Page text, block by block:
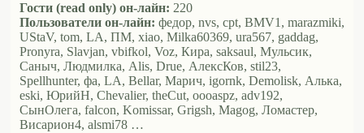
Гости (read only) он-лайн: 220
Пользователи он-лайн: федор, nvs, cpt, BMV1, marazmiki,
UStaV, tom, LA, ПМ, xiao, Milka60369, ura567, gaddag,
Pronyra, Slavjan, vbifkol, Voz, Кира, saksaul, Мульсик,
Саныч, Людмилка, Alis, Drue, АлексКов, stil23,
Spellhunter, фа, LA, Bellar, Марич, igornk, Demolisk, Алька,
eski, ЮрийН, Chevalier, theCut, oooaspz, adv192,
СынОлега, falcon, Komissar, Grigsh, Magog, Ломастер,
Висариoн4, alsmi78 …